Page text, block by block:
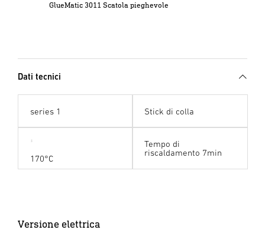
GlueMatic 3011 Scatola pieghevole
Dati tecnici
series 1 Stick di colla
170°C
Tempo di
riscaldamento 7min
Versione elettrica